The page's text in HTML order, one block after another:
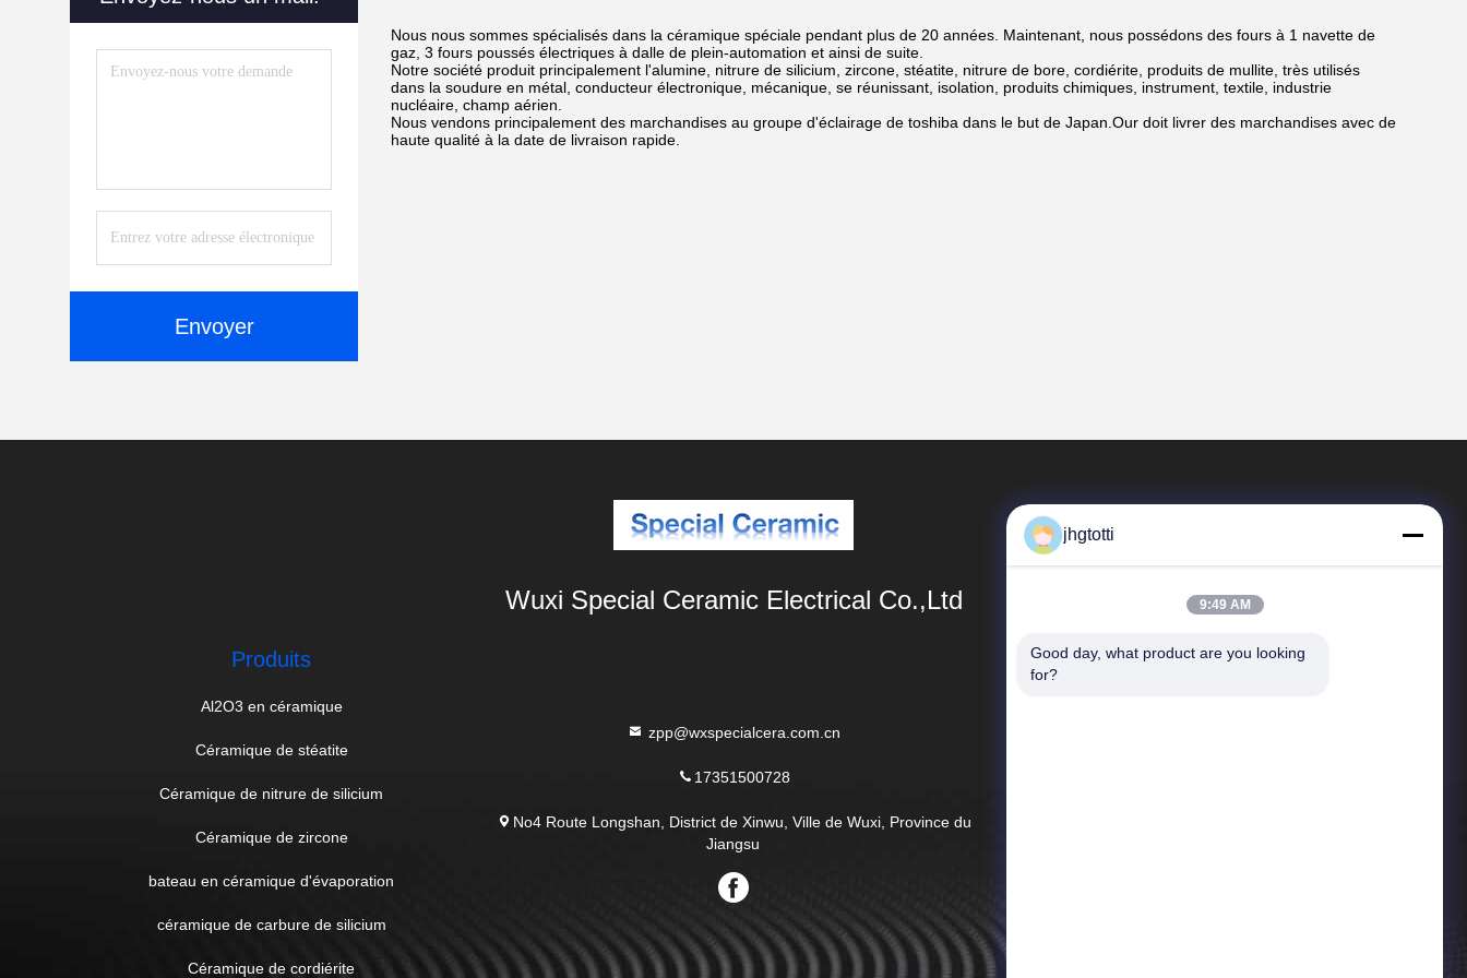
Envoyer
Nous nous sommes spécialisés dans la céramique spéciale pendant plus de 20 années. Maintenant, nous possédons des fours à 1 navette de
gaz, 3 fours poussés électriques à dalle de plein-automation et ainsi de suite.
Notre société produit principalement l'alumine, nitrure de silicium, zircone, stéatite, nitrure de bore, cordiérite, produits de mullite, très utilisés
dans la soudure en métal, conducteur électronique, mécanique, se réunissant, isolation, produits chimiques, instrument, textile, industrie
nucléaire, champ aérien.
Nous vendons principalement des marchandises au groupe d'éclairage de toshiba dans le but de Japan.Our doit livrer des marchandises avec de
haute qualité à la date de livraison rapide.
Wuxi Special Ceramic Electrical Co.,Ltd
Produits
Al2O3 en céramique
Céramique de stéatite
Céramique de nitrure de silicium
Céramique de zircone
bateau en céramique d'évaporation
céramique de carbure de silicium
Céramique de cordiérite
zpp@wxspecialcera.com.cn
17351500728
No4 Route Longshan, District de Xinwu, Ville de Wuxi, Province du
Jiangsu
Liens Rapides
jhgtotti
9:49 AM
Good day, what product are you looking
for?